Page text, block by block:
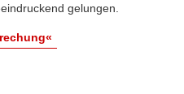
gelungen.